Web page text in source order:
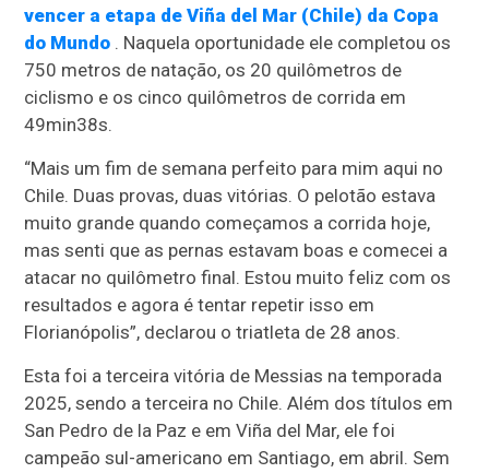
vencer a etapa de Viña del Mar (Chile) da Copa
do Mundo . Naquela oportunidade ele completou os
750 metros de natação, os 20 quilômetros de
ciclismo e os cinco quilômetros de corrida em
49min38s.
“Mais um fim de semana perfeito para mim aqui no
Chile. Duas provas, duas vitórias. O pelotão estava
muito grande quando começamos a corrida hoje,
mas senti que as pernas estavam boas e comecei a
atacar no quilômetro final. Estou muito feliz com os
resultados e agora é tentar repetir isso em
Florianópolis”, declarou o triatleta de 28 anos.
Esta foi a terceira vitória de Messias na temporada
2025, sendo a terceira no Chile. Além dos títulos em
San Pedro de la Paz e em Viña del Mar, ele foi
campeão sul-americano em Santiago, em abril. Sem